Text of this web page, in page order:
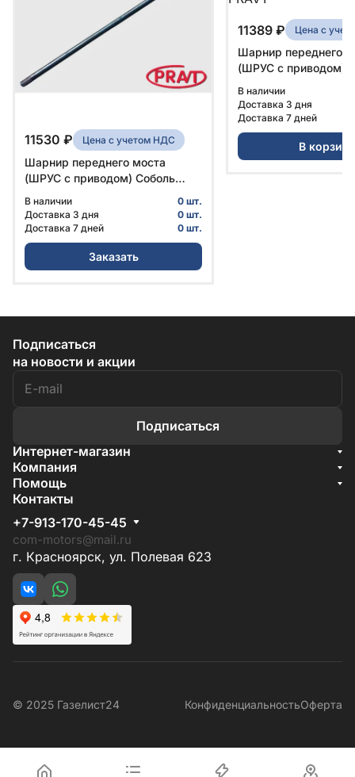
11530 ₽ Цена с учетом НДС
Шарнир переднего моста
(ШРУС с приводом) Соболь
сборе № PR.23107-2304060 |
PRAVT
В наличии
0 шт.
Доставка 3 дня
0 шт.
Доставка 7 дней
0 шт.
Заказать
11389 ₽ Цена с
Шарнир переднего
(ШРУС с приводом)
сборе № 23107-
PRAVT
В наличии
Доставка 3 дня
Доставка 7 дней
В корзину
Подписаться
на новости и акции
Подписаться
Интернет-магазин
Акции
Бренды
Компания
О компании
Документы
Условия поставки
Отзывы
Помощь
Условия доставки
Способы оплаты
Гарантия на товар
Контакты
+7-913-170-45-45
com-motors@mail.ru
г. Красноярск, ул. Полевая 623
© 2025 Газелист24 КонфиденциальностьОферта